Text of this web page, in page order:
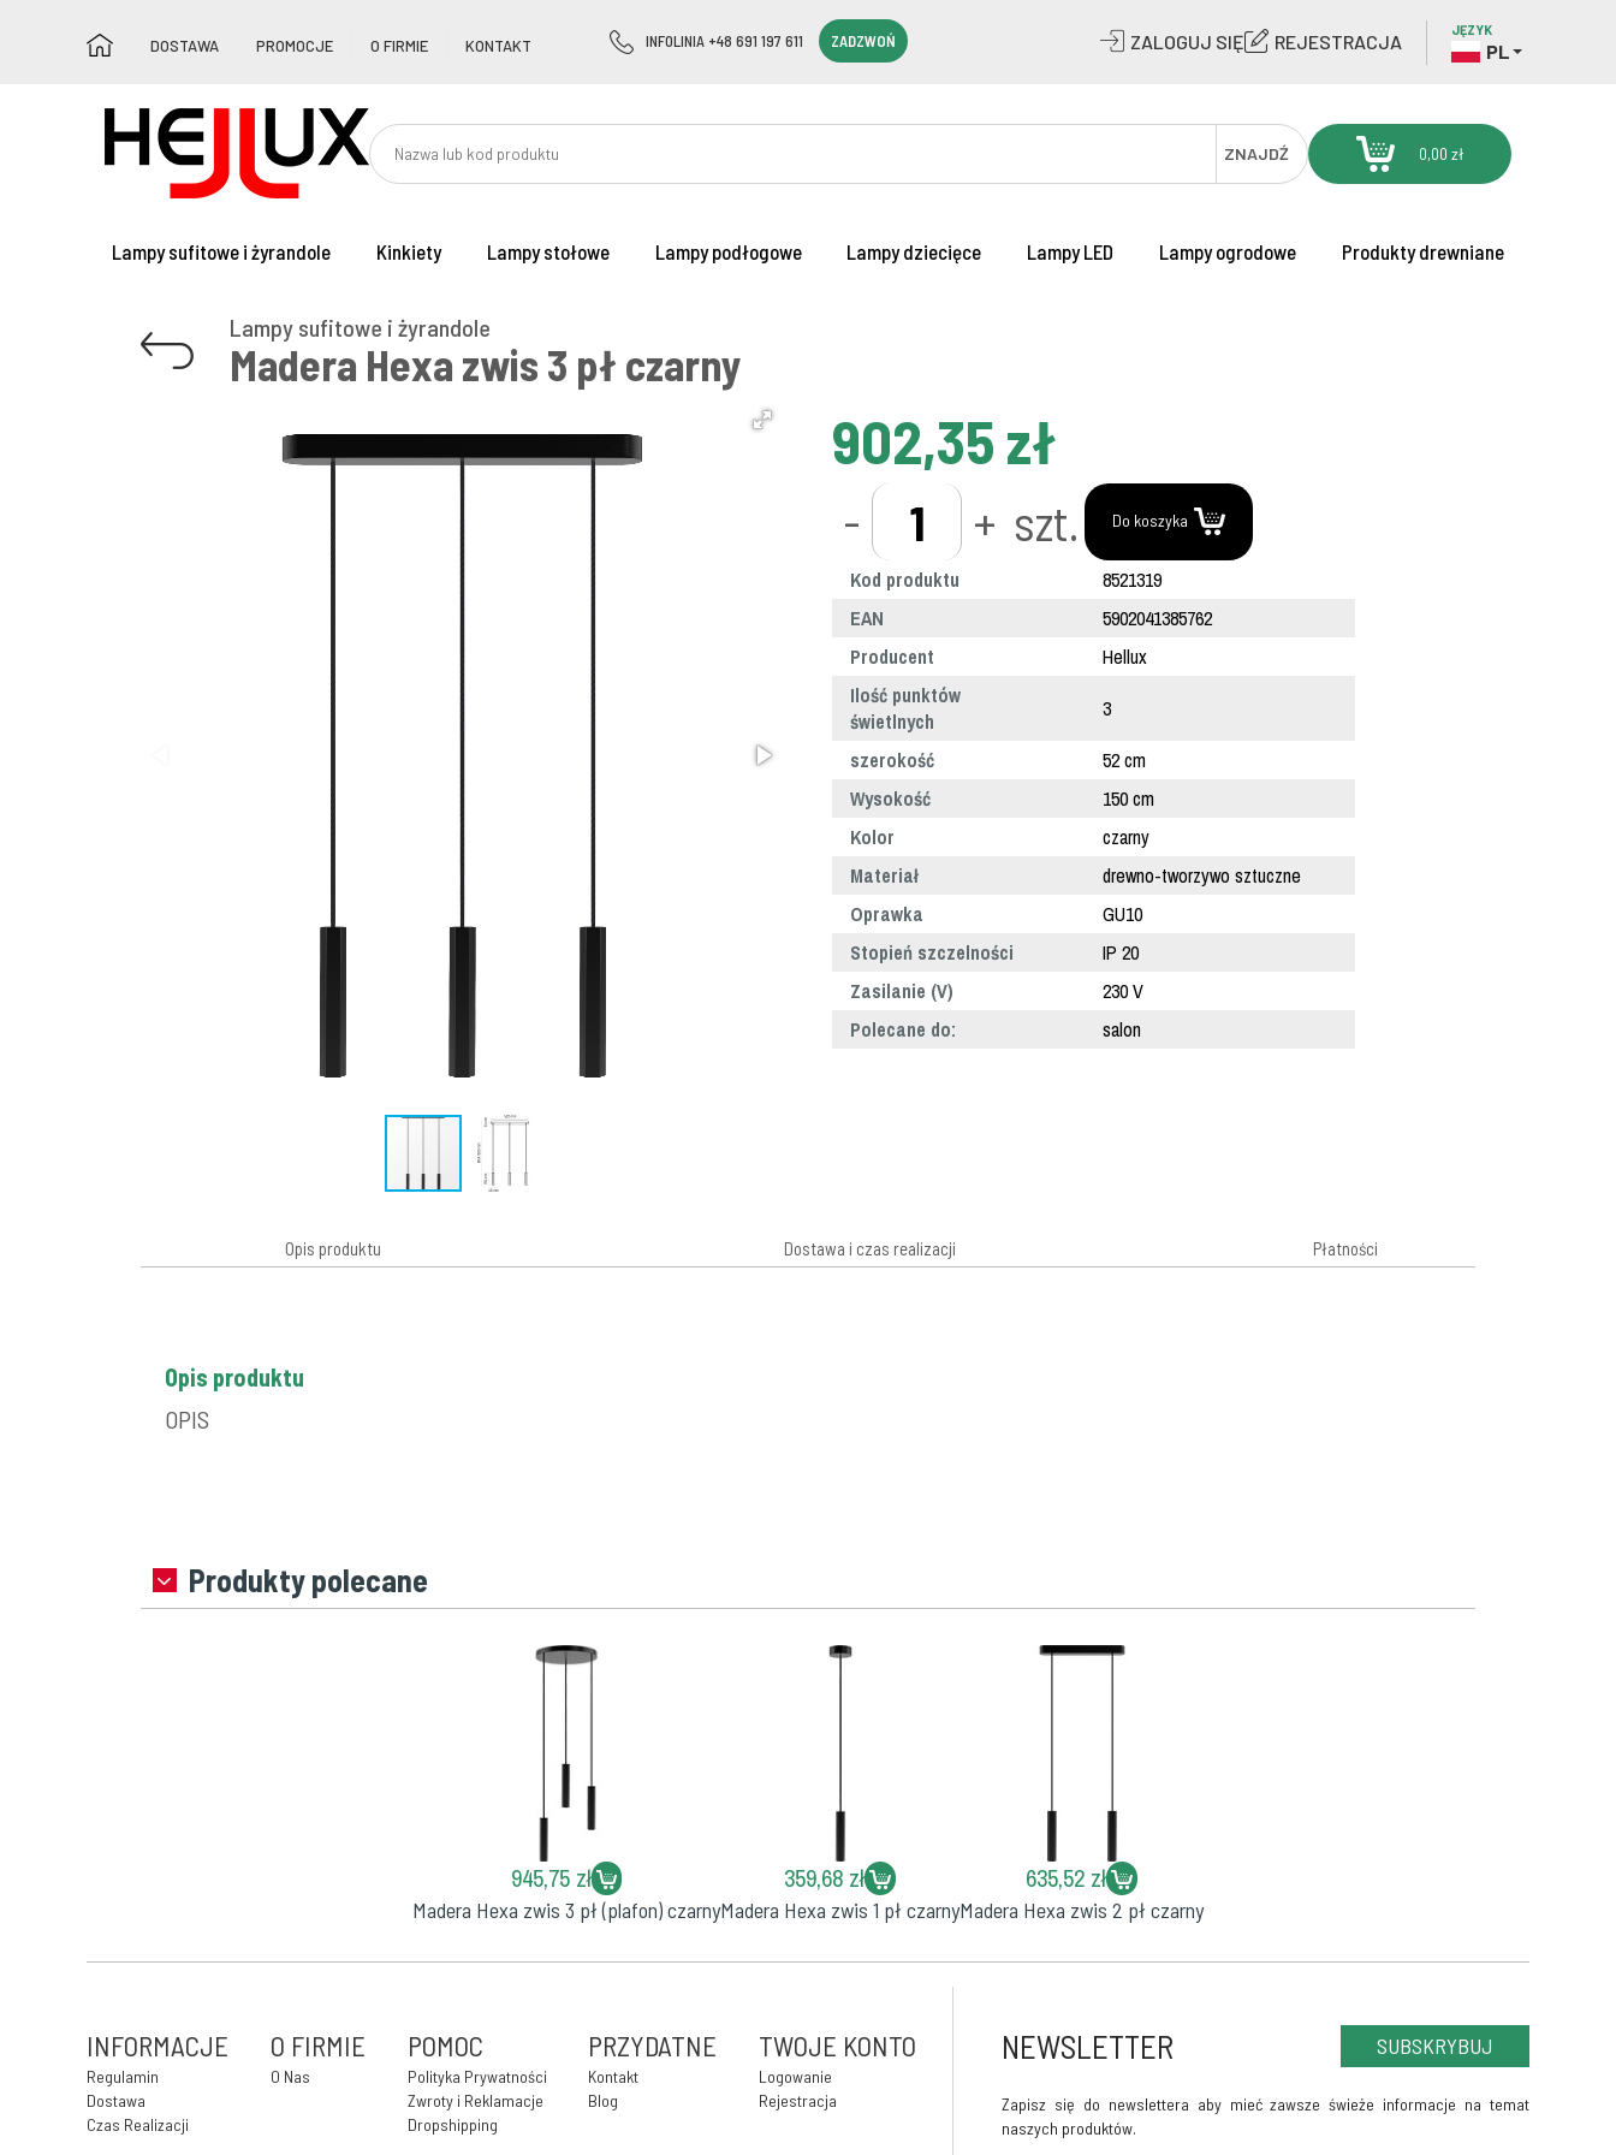
DOSTAWA PROMOCJE O FIRMIE KONTAKT INFOLINIA +48 691 197 611 ZADZWOŃ ZALOGUJ SIĘ REJESTRACJA
JĘZYK
PL
ZNAJDŹ 0,00 zł
Lampy sufitowe i żyrandole Kinkiety Lampy stołowe Lampy podłogowe Lampy dziecięce Lampy LED Lampy ogrodowe Produkty drewniane
Lampy sufitowe i żyrandole
Madera Hexa zwis 3 pł czarny
902,35 zł
- + szt. Do koszyka
Kod produktu
8521319
EAN
5902041385762
Producent
Hellux
Ilość punktów
świetlnych
3
szerokość
52 cm
Wysokość
150 cm
Kolor
czarny
Materiał
drewno-tworzywo sztuczne
Oprawka
GU10
Stopień szczelności
IP 20
Zasilanie (V)
230 V
Polecane do:
salon
Opis produktu Dostawa i czas realizacji Płatności
Opis produktu
OPIS
Produkty polecane
945,75 zł
Madera Hexa zwis 3 pł (plafon) czarny
359,68 zł
Madera Hexa zwis 1 pł czarny
635,52 zł
Madera Hexa zwis 2 pł czarny
INFORMACJE
Regulamin
Dostawa
Czas Realizacji
O FIRMIE
O Nas
POMOC
Polityka Prywatności
Zwroty i Reklamacje
Dropshipping
PRZYDATNE
Kontakt
Blog
TWOJE KONTO
Logowanie
Rejestracja
NEWSLETTER SUBSKRYBUJ
Zapisz się do newslettera aby mieć zawsze świeże informacje na temat
naszych produktów.